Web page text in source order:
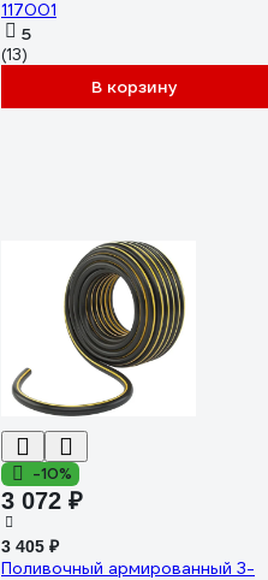
117001
5
(13)
В корзину
-10%
3 072 ₽
3 405 ₽
Поливочный армированный 3-